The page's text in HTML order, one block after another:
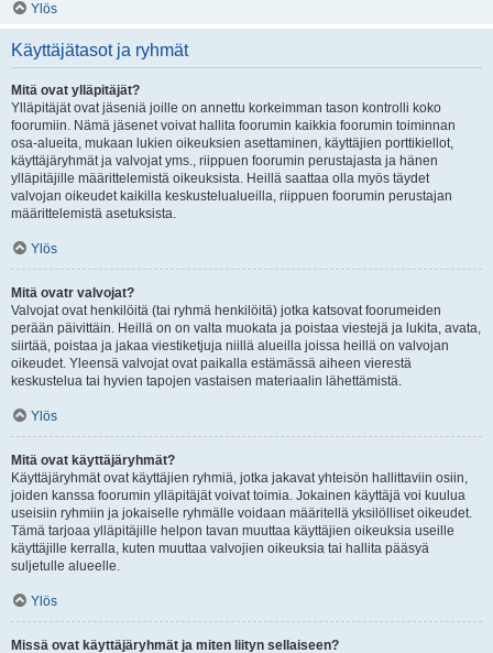
Ylös
Käyttäjätasot ja ryhmät
Mitä ovat ylläpitäjät?
Ylläpitäjät ovat jäseniä joille on annettu korkeimman tason kontrolli koko
foorumiin. Nämä jäsenet voivat hallita foorumin kaikkia foorumin toiminnan
osa-alueita, mukaan lukien oikeuksien asettaminen, käyttäjien porttikiellot,
käyttäjäryhmät ja valvojat yms., riippuen foorumin perustajasta ja hänen
ylläpitäjille määrittelemistä oikeuksista. Heillä saattaa olla myös täydet
valvojan oikeudet kaikilla keskustelualueilla, riippuen foorumin perustajan
määrittelemistä asetuksista.
Ylös
Mitä ovatr valvojat?
Valvojat ovat henkilöitä (tai ryhmä henkilöitä) jotka katsovat foorumeiden
perään päivittäin. Heillä on on valta muokata ja poistaa viestejä ja lukita, avata,
siirtää, poistaa ja jakaa viestiketjuja niillä alueilla joissa heillä on valvojan
oikeudet. Yleensä valvojat ovat paikalla estämässä aiheen vierestä
keskustelua tai hyvien tapojen vastaisen materiaalin lähettämistä.
Ylös
Mitä ovat käyttäjäryhmät?
Käyttäjäryhmät ovat käyttäjien ryhmiä, jotka jakavat yhteisön hallittaviin osiin,
joiden kanssa foorumin ylläpitäjät voivat toimia. Jokainen käyttäjä voi kuulua
useisiin ryhmiin ja jokaiselle ryhmälle voidaan määritellä yksilölliset oikeudet.
Tämä tarjoaa ylläpitäjille helpon tavan muuttaa käyttäjien oikeuksia useille
käyttäjille kerralla, kuten muuttaa valvojien oikeuksia tai hallita pääsyä
suljetulle alueelle.
Ylös
Missä ovat käyttäjäryhmät ja miten liityn sellaiseen?